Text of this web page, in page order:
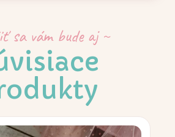
sa vám bude aj ~